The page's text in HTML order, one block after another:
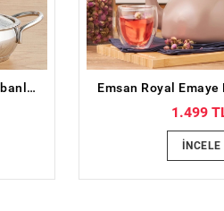
Emsan Cemre İndüksiyon Tabanlı 6 Parça Çelik Sahan Seti Emsan Royal
1.499
İNCELE